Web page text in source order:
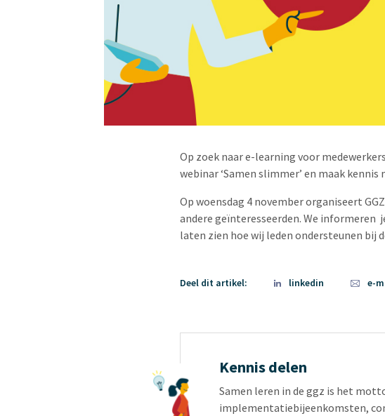
Op zoek naar e-learning voor
webinar ‘Samen slimmer’ en maak kennis
Op woensdag 4 november organiseert
andere geïnteresseerden. We informeren
laten zien hoe wij leden ondersteunen bij
Deel dit artikel: linkedin e-
Kennis delen
Samen leren in de ggz is het
implementatiebijeenkomsten,